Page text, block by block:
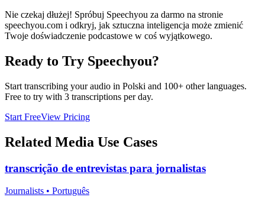
Nie czekaj dłużej! Spróbuj Speechyou za darmo na stronie
speechyou.com i odkryj, jak sztuczna inteligencja może zmienić
Twoje doświadczenie podcastowe w coś wyjątkowego.
Ready to Try Speechyou?
Start transcribing your audio in Polski and 100+ other languages.
Free to try with 3 transcriptions per day.
Start FreeView Pricing
Related Media Use Cases
transcrição de entrevistas para jornalistas
Journalists • Português